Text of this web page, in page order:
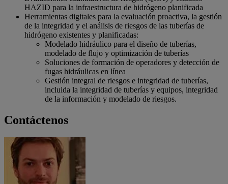
HAZID para la infraestructura de hidrógeno planificada
Herramientas digitales para la evaluación proactiva, la gestión
de la integridad y el análisis de riesgos de las tuberías de
hidrógeno existentes y planificadas:
Modelado hidráulico para el diseño de tuberías,
modelado de flujo y optimización de tuberías
Soluciones de formación de operadores y detección de
fugas hidráulicas en línea
Gestión integral de riesgos e integridad de tuberías,
incluida la integridad de tuberías y equipos, integridad
de la información y modelado de riesgos.
Contáctenos